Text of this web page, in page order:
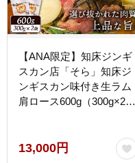
【ANA限定】知床ジンギ
スカン店「そら」知床ジ
ンギスカン味付き生ラム
肩ロース600g（300g×2）
13,000円